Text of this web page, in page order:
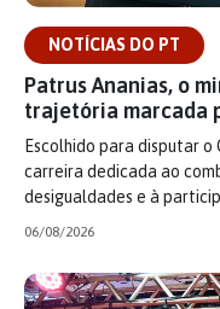
NOTÍCIAS DO PT
Patrus Ananias, o
trajetória marcada
Escolhido para disputar
carreira dedicada ao
desigualdades e à
06/08/2026